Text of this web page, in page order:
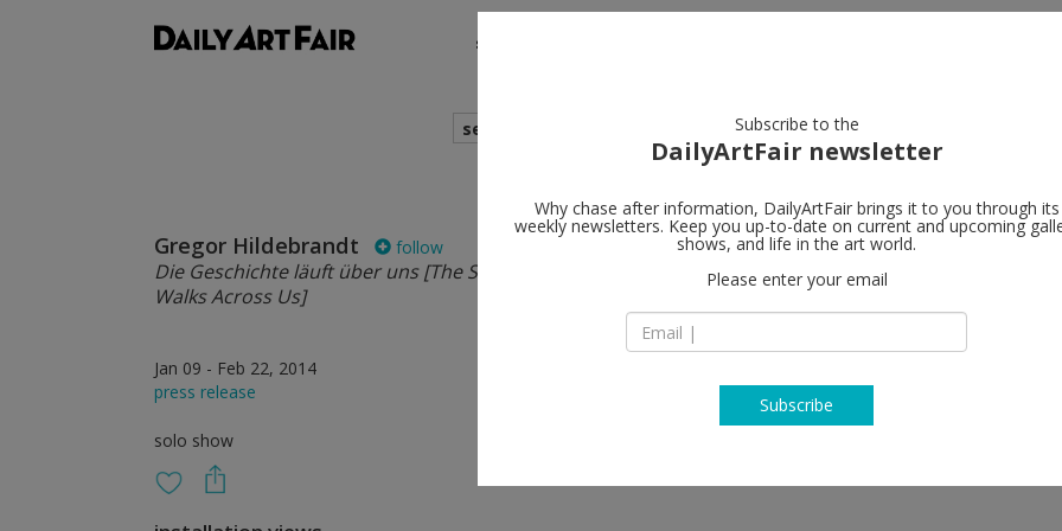
shows
search
Gregor Hildebrandt follow
Die Geschichte läuft über uns [The Story Runs Across Us] or [History
Walks Across Us]
Jan 09 - Feb 22, 2014
press release
solo show
Perrotin
NY 10021 New York
T + 1 212 812 2902
Subscribe to the
DailyArtFair newsletter
Why chase after information, DailyArtFair brings it to you through its
weekly newsletters. Keep you up-to-date on current and upcoming
shows, and life in the art world.
Please enter your email
Subscribe